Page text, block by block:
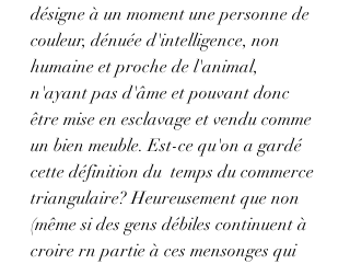
désigne à un moment une personne de
couleur, dénuée d'intelligence, non
humaine et proche de l'animal,
n'ayant pas d'âme et pouvant donc
être mise en esclavage et vendu comme
un bien meuble. Est-ce qu'on a gardé
cette définition du  temps du commerce
triangulaire? Heureusement que non
(même si des gens débiles continuent à
croire rn partie à ces mensonges qui